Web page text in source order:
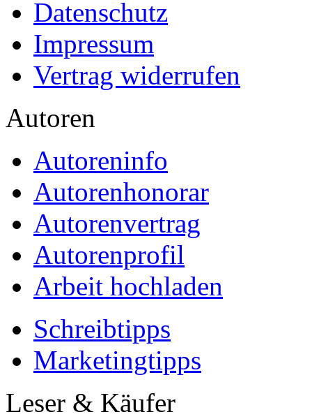
Datenschutz
Impressum
Vertrag widerrufen
Autoren
Autoreninfo
Autorenhonorar
Autorenvertrag
Autorenprofil
Arbeit hochladen
Schreibtipps
Marketingtipps
Leser & Käufer